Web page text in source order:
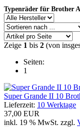
Typenräder für Brother
Zeige 1 bis 2 (von
Seiten:
1
Super Grande II 10
Lieferzeit: 10 Werktage
37,00 EUR
inkl. 19 % MwSt. zzgl.